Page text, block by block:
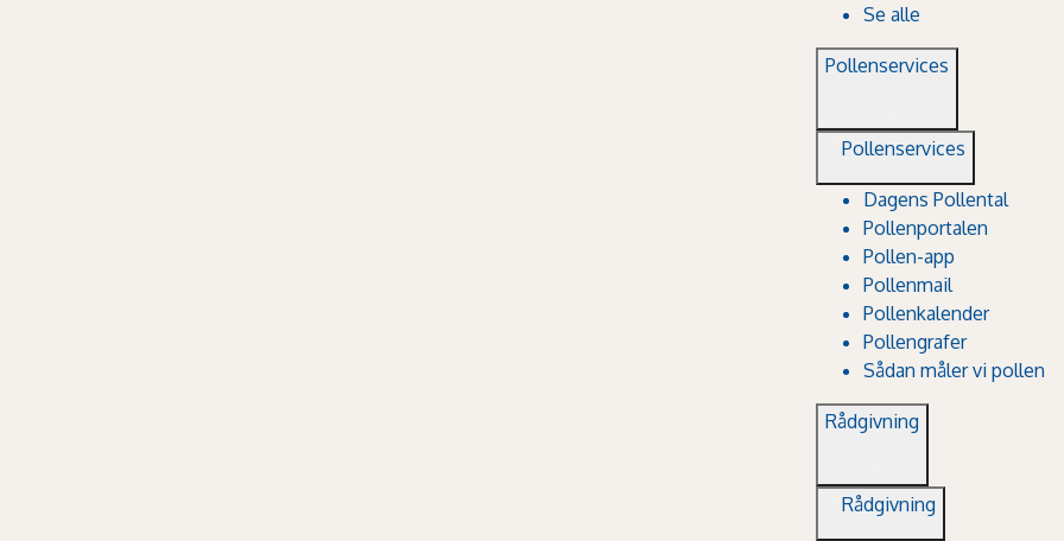
Se alle
Pollenservices
Pollenservices
Dagens Pollental
Pollenportalen
Pollen-app
Pollenmail
Pollenkalender
Pollengrafer
Sådan måler vi pollen
Rådgivning
Rådgivning